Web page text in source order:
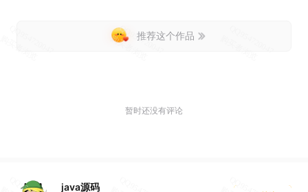
推荐这个作品
暂时还没有评论
java源码